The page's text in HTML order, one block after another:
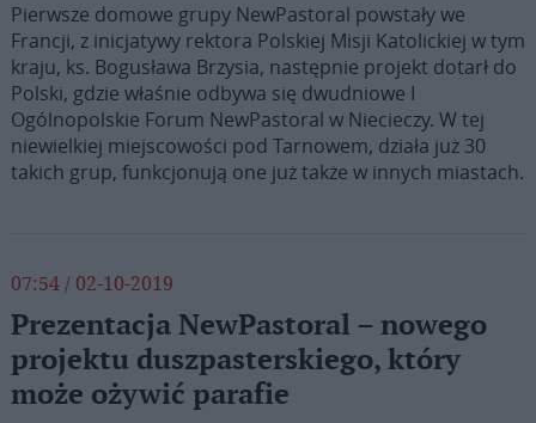
Pierwsze domowe grupy NewPastoral powstały we
Francji, z inicjatywy rektora Polskiej Misji Katolickiej w tym
kraju, ks. Bogusława Brzysia, następnie projekt dotarł do
Polski, gdzie właśnie odbywa się dwudniowe I
Ogólnopolskie Forum NewPastoral w Niecieczy. W tej
niewielkiej miejscowości pod Tarnowem, działa już 30
takich grup, funkcjonują one już także w innych miastach.
07:54 / 02-10-2019
Prezentacja NewPastoral – nowego
projektu duszpasterskiego, który
może ożywić parafie